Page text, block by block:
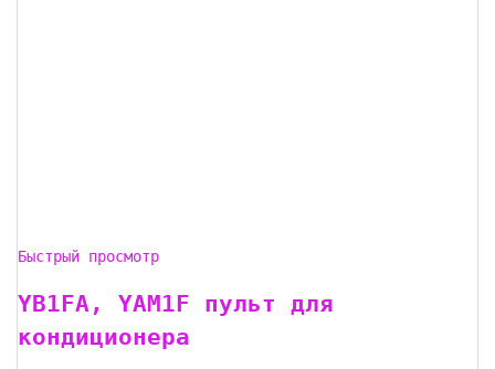
Быстрый просмотр
YB1FA, YAM1F пульт для
кондиционера